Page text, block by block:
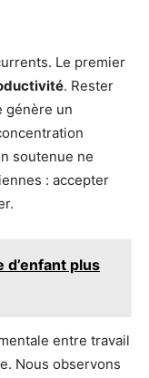
Le premier
. Rester
génère un
soutenue ne
: accepter
plus
entre travail
Nous observons